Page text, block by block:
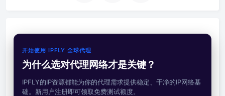
开始使用 IPFLY 全球代理
为什么选对代理网络才是关键？
IPFLY的IP资源都能为你的代理需求提供稳定、干净的IP网络基
础。新用户注册即可领取免费测试额度。